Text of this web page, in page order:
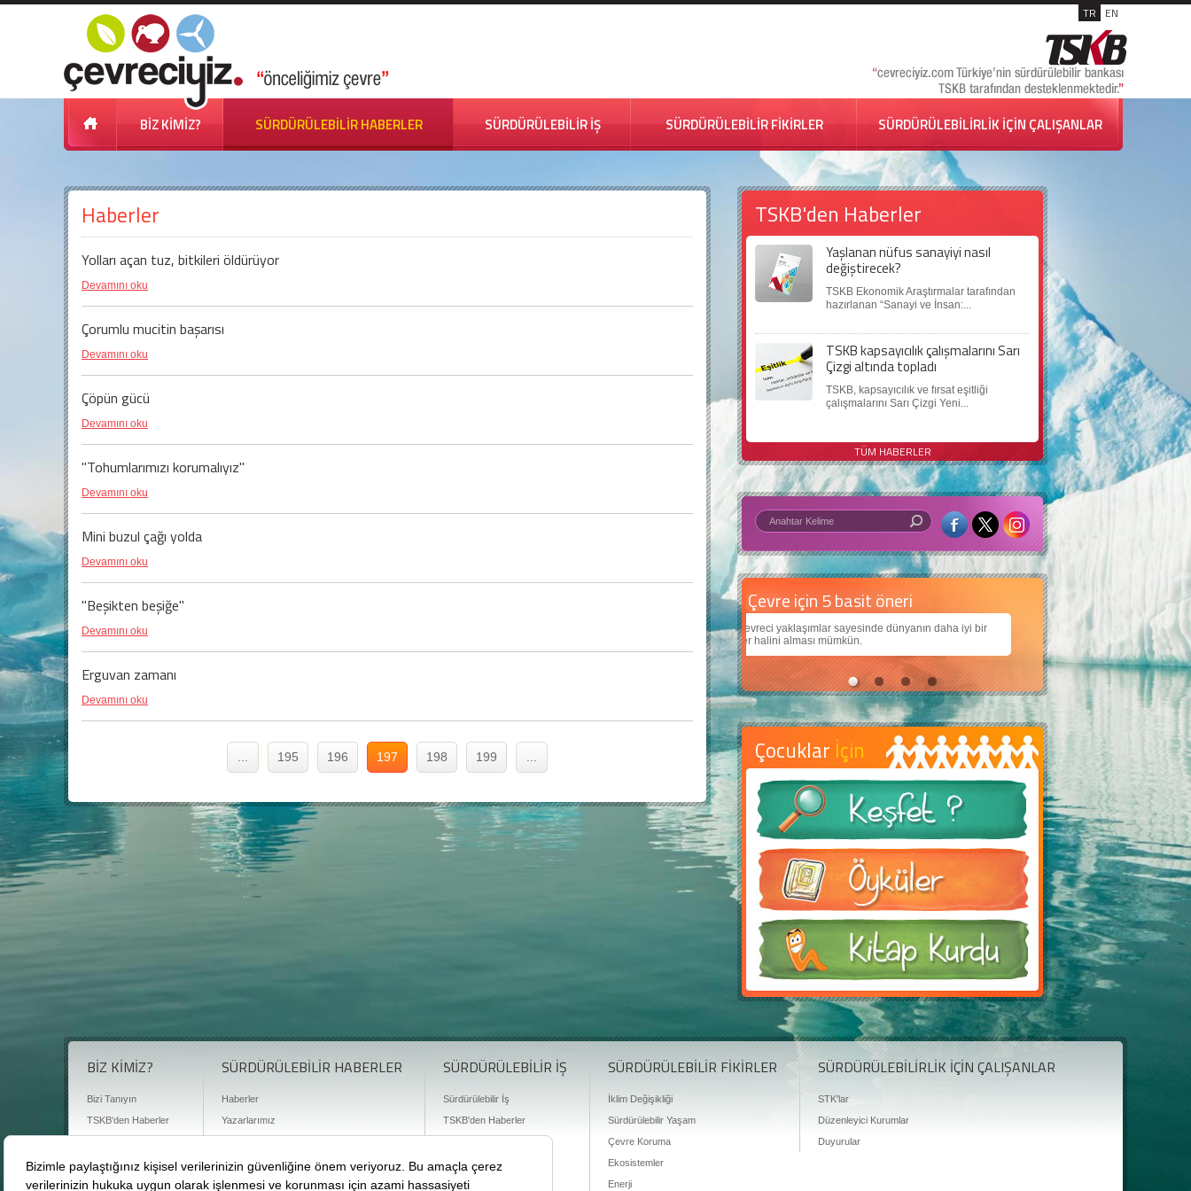
TR EN
BİZ KİMİZ? SÜRDÜRÜLEBİLİR HABERLER SÜRDÜRÜLEBİLİR İŞ SÜRDÜRÜLEBİLİR FİKİRLER SÜRDÜRÜLEBİLİRLİK İÇİN ÇALIŞANLAR
Haberler
Yolları açan tuz, bitkileri öldürüyor
Devamını oku
Çorumlu mucitin başarısı
Devamını oku
Çöpün gücü
Devamını oku
"Tohumlarımızı korumalıyız"
Devamını oku
Mini buzul çağı yolda
Devamını oku
"Beşikten beşiğe"
Devamını oku
Erguvan zamanı
Devamını oku
195 196 197 198 199
TSKB'den Haberler
Yaşlanan nüfus sanayiyi nasıl
değiştirecek?
TSKB Ekonomik Araştırmalar tarafından
hazırlanan “Sanayi ve İnsan:...
TSKB kapsayıcılık çalışmalarını Sarı
Çizgi altında topladı
TSKB, kapsayıcılık ve fırsat eşitliği
çalışmalarını Sarı Çizgi Yeni...
TÜM HABERLER
Çevre için 5 basit öneri
sayesinde dünyanın daha iyi bir
Daha iyi bir dünya için yapay zekâ
Çocuklarımıza daha güzel bir dünya bırakabilmek için
teknolojiden nasıl yararlanırız?
Çocuklar İçin
BİZ KİMİZ?
Bizi Tanıyın
TSKB'den Haberler
Basın Odası
Bize Ulaşın
SÜRDÜRÜLEBİLİR HABERLER
Haberler
Yazarlarımız
Sürdürülebilirlik Kütüphanesi
Karbon Sayacı
SÜRDÜRÜLEBİLİR İŞ
Sürdürülebilir İş
TSKB'den Haberler
SÜRDÜRÜLEBİLİR FİKİRLER
İklim Değişikliği
Sürdürülebilir Yaşam
Çevre Koruma
Ekosistemler
Enerji
SÜRDÜRÜLEBİLİRLİK İÇİN ÇALIŞANLAR
STK'lar
Düzenleyici Kurumlar
Duyurular